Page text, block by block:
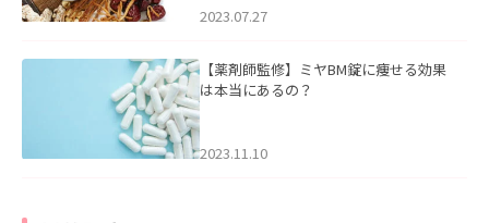
2023.07.27
【薬剤師監修】ミヤBM錠に痩せる効果
は本当にあるの？
2023.11.10